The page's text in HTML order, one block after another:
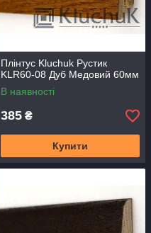
Плінтус Kluchuk Рустик
KLR60-08 Дуб Медовий 60мм
В наявності
385 ₴
Купити